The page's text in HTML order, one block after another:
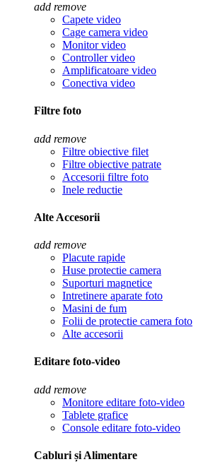
add remove
Capete video
Cage camera video
Monitor video
Controller video
Amplificatoare video
Conectiva video
Filtre foto
add remove
Filtre obiective filet
Filtre obiective patrate
Accesorii filtre foto
Inele reductie
Alte Accesorii
add remove
Placute rapide
Huse protectie camera
Suporturi magnetice
Intretinere aparate foto
Masini de fum
Folii de protectie camera foto
Alte accesorii
Editare foto-video
add remove
Monitore editare foto-video
Tablete grafice
Console editare foto-video
Cabluri și Alimentare